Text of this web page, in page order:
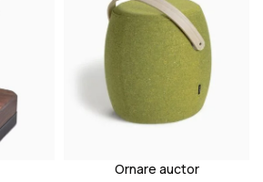
Ornare auctor